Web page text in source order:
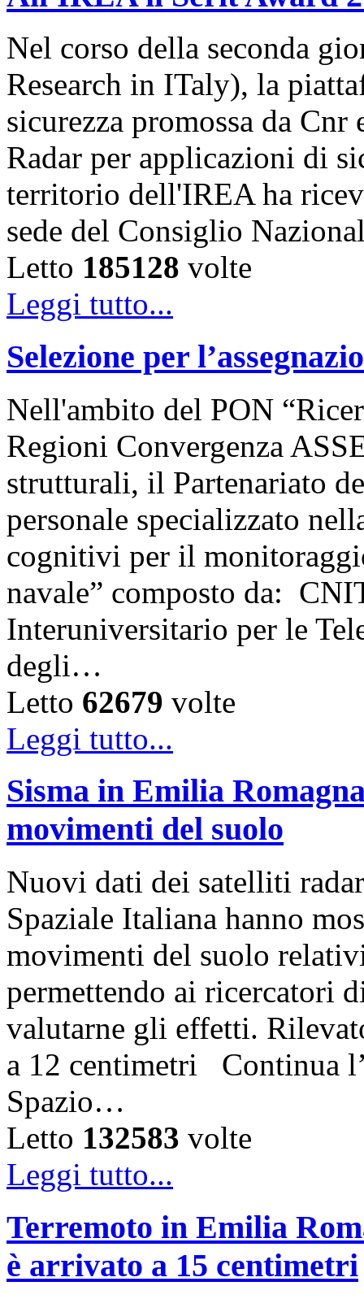
Nel corso della seconda
Research in ITaly), la
sicurezza promossa da
Radar per applicazioni di
territorio dell'IREA ha
sede del Consiglio
Letto 185128 volte
Leggi tutto...
Selezione per
Nell'ambito del PON
Regioni Convergenza
strutturali, il Partenariato
personale specializzato
cognitivi per il
navale” composto da:
Interuniversitario per le
degli…
Letto 62679 volte
Leggi tutto...
Sisma in Emilia
movimenti del suolo
Nuovi dati dei satelliti
Spaziale Italiana hanno
movimenti del suolo
permettendo ai ricercatori
valutarne gli effetti.
a 12 centimetri Continua
Spazio…
Letto 132583 volte
Leggi tutto...
Terremoto in Emilia
è arrivato a 15 centimetri